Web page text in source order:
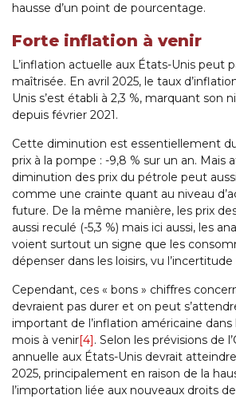
hausse d’un point de pourcentage.
Forte inflation à venir
L’inflation actuelle aux États-Unis peut
maîtrisée. En avril 2025, le taux
Unis s’est établi à 2,3 %, marquant son
depuis février 2021.
Cette diminution est essentiellement
prix à la pompe : -9,8 % sur un an. Mais
diminution des prix du pétrole peut
comme une crainte quant au niveau
future. De la même manière, les prix
aussi reculé (-5,3 %) mais ici aussi, les
voient surtout un signe que les
dépenser dans les loisirs, vu
Cependant, ces « bons » chiffres
devraient pas durer et on peut
important de l’inflation américaine
mois à venir[4]. Selon les prévisions de
annuelle aux États-Unis devrait atteindre
2025, principalement en raison de la
l’importation liée aux nouveaux droits